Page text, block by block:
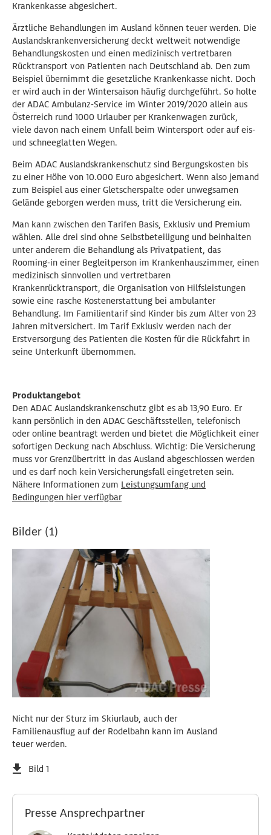
Krankenkasse abgesichert.
Ärztliche Behandlungen im Ausland können teuer werden. Die
Auslandskrankenversicherung deckt weltweit notwendige
Behandlungskosten und einen medizinisch vertretbaren
Rücktransport von Patienten nach Deutschland ab. Den zum
Beispiel übernimmt die gesetzliche Krankenkasse nicht. Doch
er wird auch in der Wintersaison häufig durchgeführt. So holte
der ADAC Ambulanz-Service im Winter 2019/2020 allein aus
Österreich rund 1000 Urlauber per Krankenwagen zurück,
viele davon nach einem Unfall beim Wintersport oder auf eis-
und schneeglatten Wegen.
Beim ADAC Auslandskrankenschutz sind Bergungskosten bis
zu einer Höhe von 10.000 Euro abgesichert. Wenn also jemand
zum Beispiel aus einer Gletscherspalte oder unwegsamen
Gelände geborgen werden muss, tritt die Versicherung ein.
Man kann zwischen den Tarifen Basis, Exklusiv und Premium
wählen. Alle drei sind ohne Selbstbeteiligung und beinhalten
unter anderem die Behandlung als Privatpatient, das
Rooming-in einer Begleitperson im Krankenhauszimmer, einen
medizinisch sinnvollen und vertretbaren
Krankenrücktransport, die Organisation von Hilfsleistungen
sowie eine rasche Kostenerstattung bei ambulanter
Behandlung. Im Familientarif sind Kinder bis zum Alter von 23
Jahren mitversichert. Im Tarif Exklusiv werden nach der
Erstversorgung des Patienten die Kosten für die Rückfahrt in
seine Unterkunft übernommen.
Produktangebot
Den ADAC Auslandskrankenschutz gibt es ab 13,90 Euro. Er
kann persönlich in den ADAC Geschäftsstellen, telefonisch
oder online beantragt werden und bietet die Möglichkeit einer
sofortigen Deckung nach Abschluss. Wichtig: Die Versicherung
muss vor Grenzübertritt in das Ausland abgeschlossen werden
und es darf noch kein Versicherungsfall eingetreten sein.
Nähere Informationen zum Leistungsumfang und
Bedingungen hier verfügbar
Bilder (1)
Nicht nur der Sturz im Skiurlaub, auch der
Familienausflug auf der Rodelbahn kann im Ausland
teuer werden.
Bild 1
Presse Ansprechpartner